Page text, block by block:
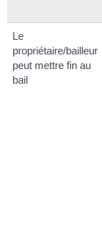
Le
propriétaire/bailleur
peut mettre fin au
bail